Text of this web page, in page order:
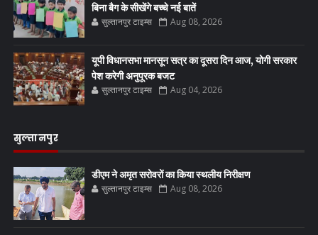
बिना बैग के सीखेंगे बच्चे नई बातें
सुल्तानपुर टाइम्स Aug 08, 2026
यूपी विधानसभा मानसून सत्र का दूसरा दिन आज, योगी सरकार
पेश करेगी अनुपूरक बजट
सुल्तानपुर टाइम्स Aug 04, 2026
सुल्तानपुर
डीएम ने अमृत सरोवरों का किया स्थलीय निरीक्षण
सुल्तानपुर टाइम्स Aug 08, 2026